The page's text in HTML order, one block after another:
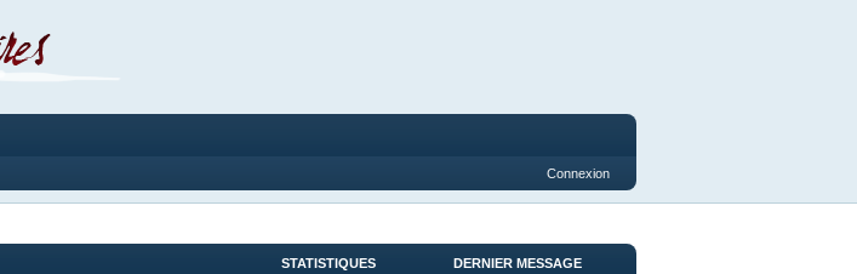
Connexion
STATISTIQUES DERNIER MESSAGE